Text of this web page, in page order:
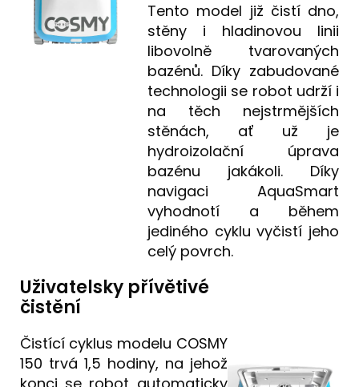
Tento model již čistí dno,
stěny i hladinovou linii
libovolně tvarovaných
bazénů. Díky zabudované
technologii se robot udrží i
na těch nejstrmějších
stěnách, ať už je
hydroizolační úprava
bazénu jakákoli. Díky
navigaci AquaSmart
vyhodnotí a během
jediného cyklu vyčistí jeho
celý povrch.
Uživatelsky přívětivé
čistění
Čistící cyklus modelu COSMY
150 trvá 1,5 hodiny, na jehož